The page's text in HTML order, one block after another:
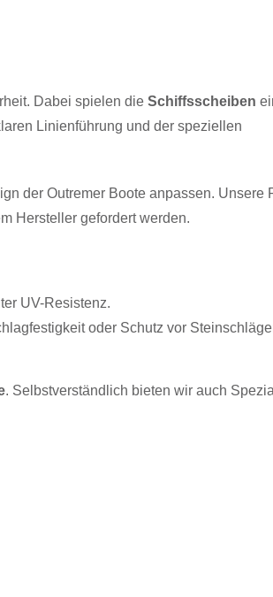
Dabei spielen die Schiffsscheiben
Linienführung und der speziellen
der Outremer Boote anpassen. Unsere
Hersteller gefordert werden.
UV-Resistenz.
oder Schutz vor
. Selbstverständlich bieten wir auch